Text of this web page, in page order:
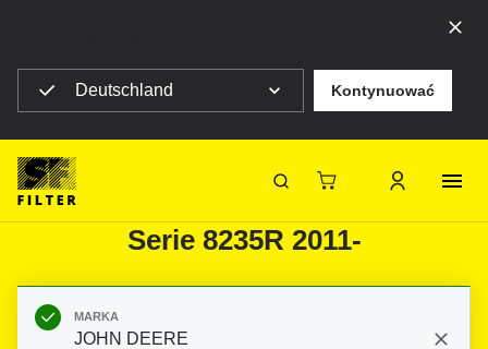
Deutschland Kontynuować
SF-Filter
Filtry do JOHN DEERE 8R/RT-
Serie 8235R 2011-
MARKA
JOHN DEERE